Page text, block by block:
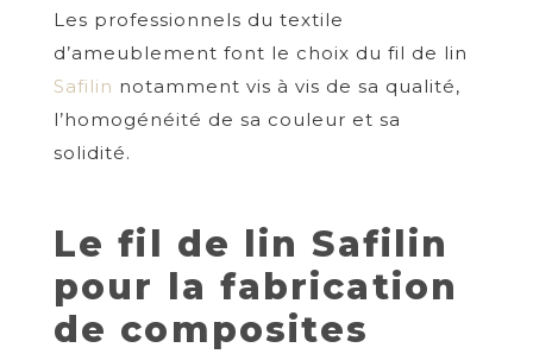
Les professionnels du textile
d’ameublement font le choix du fil de lin
Safilin notamment vis à vis de sa qualité,
l’homogénéité de sa couleur et sa
solidité.
Le fil de lin Safilin
pour la fabrication
de composites